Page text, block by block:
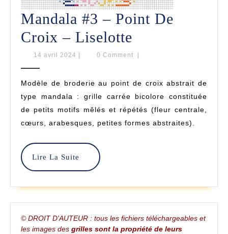
Mandala #3 – Point De
Croix – Liselotte
#3
Point
De
Croix
14 avril 2024 14
0 Comment
Modèle de broderie au point de croix abstrait de
type mandala : grille carrée bicolore constituée
de petits motifs mêlés et répétés (fleur centrale,
cœurs, arabesques, petites formes abstraites).
Lire La Suite
Lire
La
© DROIT D'AUTEUR : tous les fichiers téléchargeables et
les images des grilles sont la propriété de leurs